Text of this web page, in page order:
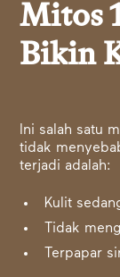
Mitos
Bikin
Ini salah satu
tidak
terjadi adalah:
Kulit
Tidak
Terpapar